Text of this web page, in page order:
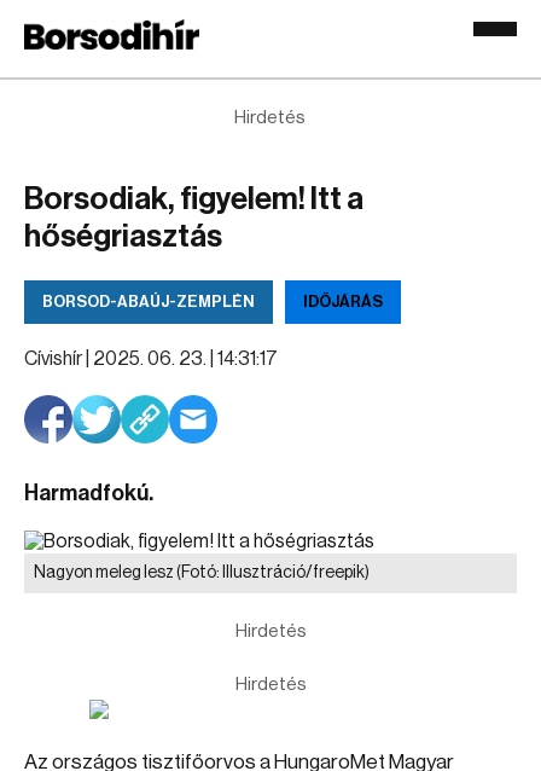
Hirdetés
Borsodiak, figyelem! Itt a
hőségriasztás
BORSOD-ABAÚJ-ZEMPLÉN IDŐJÁRÁS
Cívishír | 2025. 06. 23. | 14:31:17
Harmadfokú.
Nagyon meleg lesz (Fotó: Illusztráció/freepik)
Hirdetés
Hirdetés
Az országos tisztifőorvos a HungaroMet Magyar